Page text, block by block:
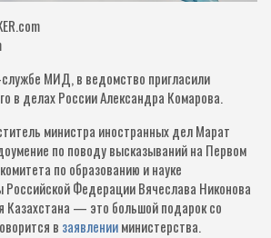
МИД, в ведомство пригласили
в делах России Александра Комарова.
министра иностранных дел Марат
по поводу высказываний на Первом
по образованию и науке
Российской Федерации Вячеслава Никонова
Казахстана — это большой подарок со
в заявленииминистерства.